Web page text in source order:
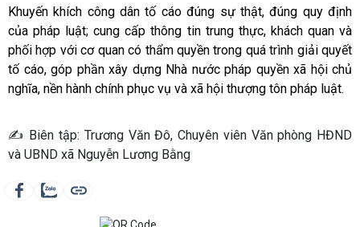
Khuyến khích công dân tố cáo đúng sự thật, đúng quy định
của pháp luật; cung cấp thông tin trung thực, khách quan và
phối hợp với cơ quan có thẩm quyền trong quá trình giải quyết
tố cáo, góp phần xây dựng Nhà nước pháp quyền xã hội chủ
nghĩa, nền hành chính phục vụ và xã hội thượng tôn pháp luật.
✍️ Biên tập: Trương Văn Đô, Chuyên viên Văn phòng HĐND
và UBND xã Nguyễn Lương Bằng